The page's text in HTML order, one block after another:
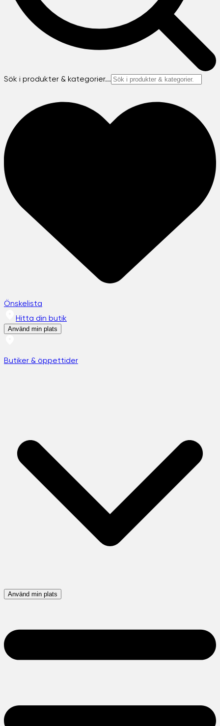
Sök i produkter & kategorier...
Önskelista
Hitta din butik
Använd min plats
Butiker & öppettider
Använd min plats